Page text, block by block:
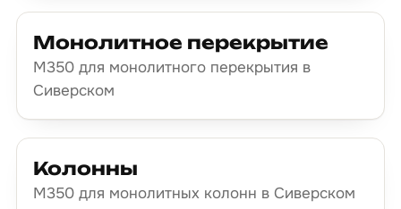
Монолитное перекрытие
М350 для монолитного перекрытия в
Сиверском
Колонны
М350 для монолитных колонн в Сиверском